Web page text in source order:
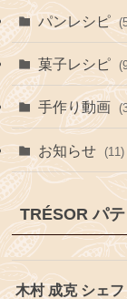
パンレシピ
菓子レシピ
手作り動画
お知らせ (11)
TRÉSOR パ
木村 成克 シェフ